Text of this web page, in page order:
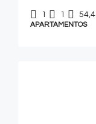
1 1 54,4
APARTAMENTOS